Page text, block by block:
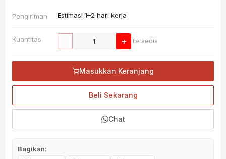
Pengiriman Estimasi 1–2 hari kerja
Kuantitas + Tersedia
Masukkan Keranjang
Beli Sekarang
Chat
Bagikan: